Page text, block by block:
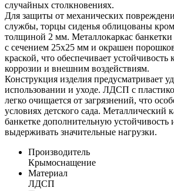
случайных столкновениях.
Для защиты от механических
службы, торцы сиденья облицованы
толщиной 2 мм. Металлокаркас
с сечением 25х25 мм и окрашен
краской, что обеспечивает устойчивость
коррозии и внешним воздействиям.
Конструкция изделия предусматривает
использовании и уходе. ЛДСП с
легко очищается от загрязнений, что
условиях детского сада. Металлический
банкетке дополнительную устойчивость
выдерживать значительные нагрузки.
Производитель
Крымоснащение
Материал
ЛДСП